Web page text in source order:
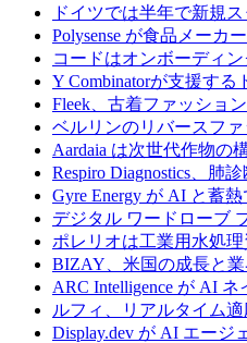
ドイツでは半年で新規
Polysense が食品メーカ
コードはオンボーディ
Y Combinatorが支援す
Fleek、古着ファッショ
ベルリンのリバースフ
Aardaia は次世代作物の
Respiro Diagnostics、肺
Gyre Energy が AI と蓄
デジタル ワードローブ
ポレリオは工業用水処
BIZAY、米国の成長と
ARC Intelligence が AI
ルフィ、リアルタイム
Display.dev が AI エー